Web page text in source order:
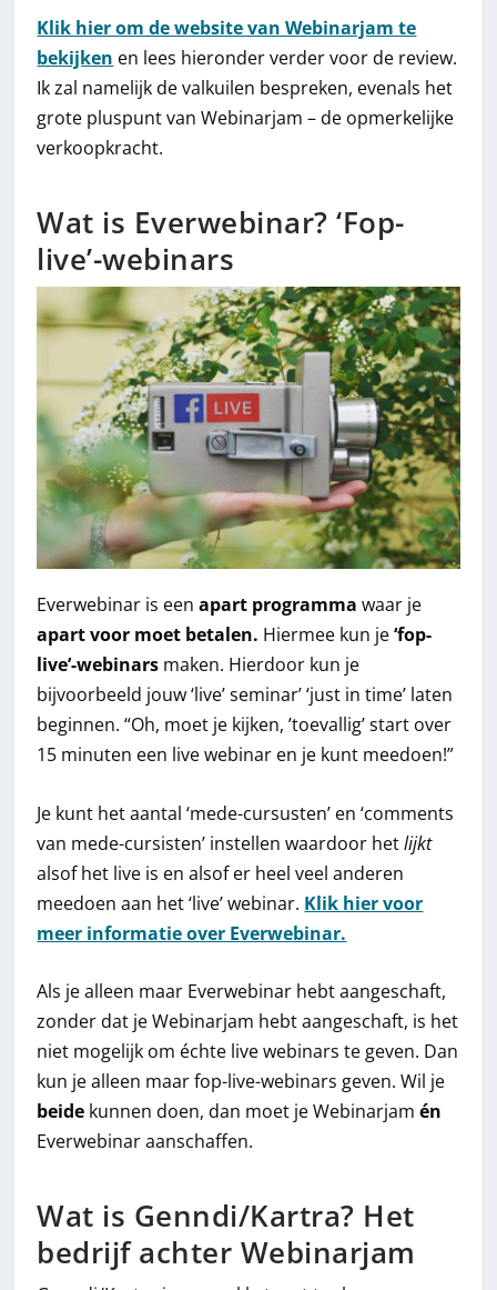
Klik hier om de website van Webinarjam te
bekijken en lees hieronder verder voor de review.
Ik zal namelijk de valkuilen bespreken, evenals het
grote pluspunt van Webinarjam – de opmerkelijke
verkoopkracht.
Wat is Everwebinar? ‘Fop-
live’-webinars
Everwebinar is eenapart programma waar je
apart voor moet betalen. Hiermee kun je‘fop-
live’-webinars maken. Hierdoor kun je
bijvoorbeeld jouw ‘live’ seminar’ ‘just in time’ laten
beginnen. “Oh, moet je kijken, ’toevallig’ start over
15 minuten een live webinar en je kunt meedoen!”
Je kunt het aantal ‘mede-cursusten’ en ‘comments
van mede-cursisten’ instellen waardoor hetlijkt
alsof het live is en alsof er heel veel anderen
meedoen aan het ‘live’ webinar. Klik hier voor
meer informatie over Everwebinar.
Als je alleen maar Everwebinar hebt aangeschaft,
zonder dat je Webinarjam hebt aangeschaft, is het
niet mogelijk om échte live webinars te geven. Dan
kun je alleen maar fop-live-webinars geven. Wil je
beide kunnen doen, dan moet je Webinarjamén
Everwebinar aanschaffen.
Wat is Genndi/Kartra? Het
bedrijf achter Webinarjam